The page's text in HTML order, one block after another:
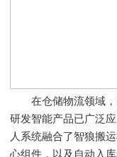
在仓储物流领域，
研发智能产品已广泛
人系统融合了智狼搬
心组件，以及自动入